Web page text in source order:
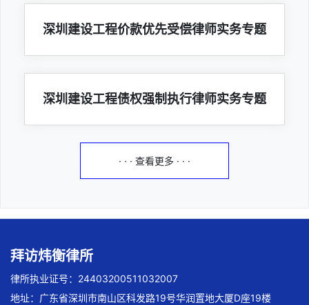
深圳建设工程价款优先受偿律师实务专题
深圳建设工程债权强制执行律师实务专题
· · · 查看更多 · · ·
拜访炜衡律所
律所执业证号：24403200511032007
地址：广东省深圳市南山区科发路19号华润置地大厦D座19楼